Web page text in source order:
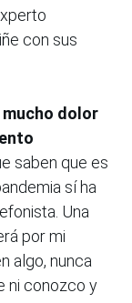
con sus
mucho dolor
saben que es
sí ha
Una
por mi
algo, nunca
ni conozco y